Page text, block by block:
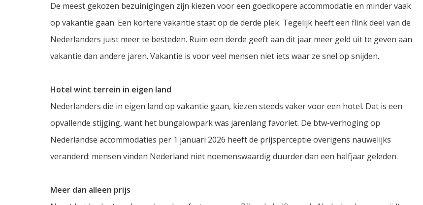
De meest gekozen bezuinigingen zijn kiezen voor een goedkopere accommodatie en minder vaak
op vakantie gaan. Een kortere vakantie staat op de derde plek. Tegelijk heeft een flink deel van de
Nederlanders juist meer te besteden. Ruim een derde geeft aan dit jaar meer geld uit te geven aan
vakantie dan andere jaren. Vakantie is voor veel mensen niet iets waar ze snel op snijden.
Hotel wint terrein in eigen land
Nederlanders die in eigen land op vakantie gaan, kiezen steeds vaker voor een hotel. Dat is een
opvallende stijging, want het bungalowpark was jarenlang favoriet. De btw-verhoging op
Nederlandse accommodaties per 1 januari 2026 heeft de prijsperceptie overigens nauwelijks
veranderd: mensen vinden Nederland niet noemenswaardig duurder dan een halfjaar geleden.
Meer dan alleen prijs